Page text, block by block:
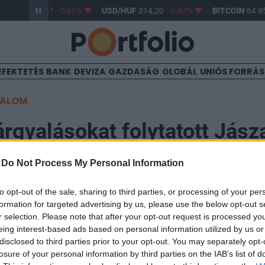
Do Not Process My Personal Information
opt-out of the sale, sharing to third parties, or processing of your
for targeted advertising by us, please use the below opt-out
selection. Please note that after your opt-out request is processed
interest-based ads based on personal information utilized by us
to third parties prior to your opt-out. You may separately
of your personal information by third parties on the IAB’s list of
363,17 -0,61% USD/HUF 314,20 -0,87% BITCOIN64
BANK DEVIZA GAZDASÁG GLOBÁL UNIÓS
folytatott
Jászai Gellért washingtoni látogatásának utolsó
tárgyalásokat folytatott amerikai partnerekkel,
elmélyítése volt - írja a Linkedinen.